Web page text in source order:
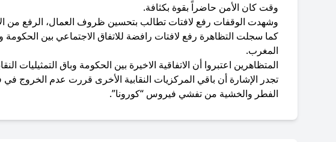
وقت كان الأمن حاضراً بقوة بكثافة.
وشهدت الوقفات رفع لافتات تطالب بتحسين ظروف العمال، الرفع من
كما سجلت التظاهرة رفع لافتات رافضة للاتفاق الاجتماعي بين الحكومة
المغرب.
المتظاهرين اعتبروا أن الاتفاقية الاخيرة بين الحكومة وباق التمثيليات
تجدر الإشارة أن باقي المركزيات النقابية الأخرى قررت عدم الخروج في
الفطر والخشية من تفشي فيروس “كورونا”.